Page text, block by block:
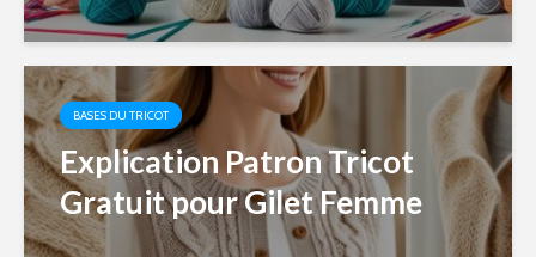
BASES DU TRICOT
Explication Patron Tricot
Gratuit pour Gilet Femme